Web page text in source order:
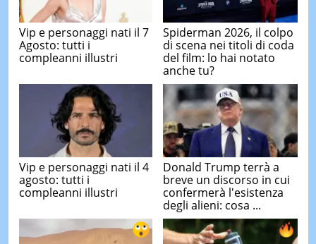
Vip e personaggi nati il 7
Agosto: tutti i
compleanni illustri
Spiderman 2026, il colpo
di scena nei titoli di coda
del film: lo hai notato
anche tu?
Vip e personaggi nati il 4
agosto: tutti i
compleanni illustri
Donald Trump terrà a
breve un discorso in cui
confermerà l'esistenza
degli alieni: cosa ...